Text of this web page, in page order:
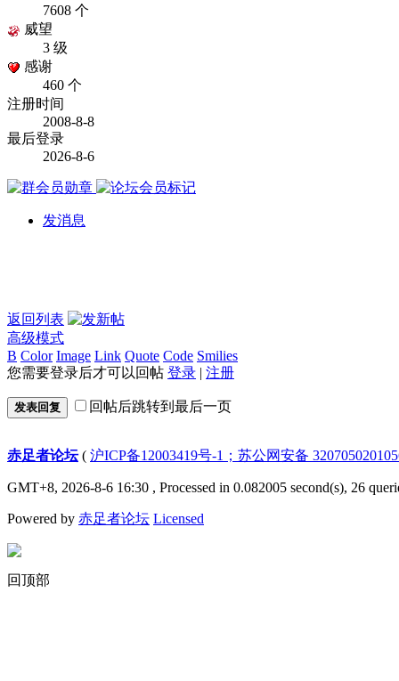
7608 个
威望
3 级
感谢
460 个
注册时间
2008-8-8
最后登录
2026-8-6
发消息
返回列表
高级模式
B Color Image Link Quote Code Smilies
您需要登录后才可以回帖 登录 | 注册
发表回复 回帖后跳转到最后一页
赤足者论坛( 沪ICP备12003419号-1；苏公网安备
GMT+8, 2026-8-6 16:30 , Processed in 0.082005 second(s), 26
Powered by 赤足者论坛 Licensed
回顶部